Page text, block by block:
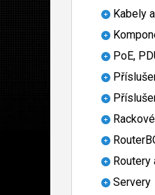
Kabely
PoE,
Routery
Servery